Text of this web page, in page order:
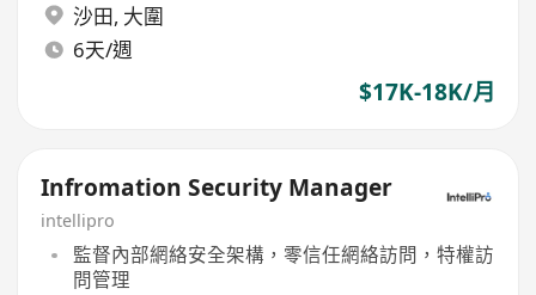
沙田, 大圍
6天/週
$17K-18K/月
Infromation Security Manager
intellipro
監督內部網絡安全架構，零信任網絡訪問，特權訪
問管理